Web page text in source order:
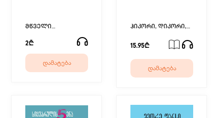
მწველი
2₾
დამატება
ჰიკორი, დიკორი,
15.95₾
დამატება